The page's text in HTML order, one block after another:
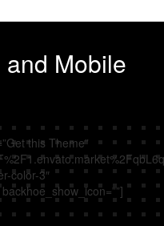
Mobile
this Theme”
color-3″